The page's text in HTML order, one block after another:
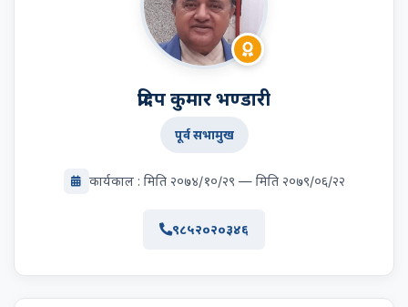
प्रदिप कुमार भण्डारी
पूर्व सभामुख
कार्यकाल : मिति २०७४/१०/२९ — मिति २०७९/०६/२२
९८५२०२०३४६